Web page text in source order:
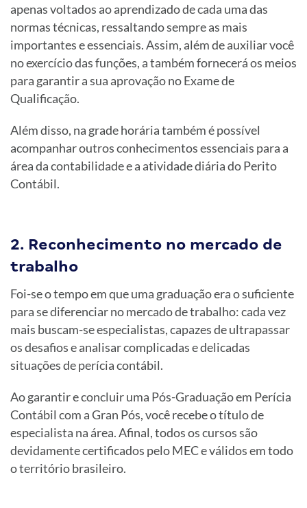
apenas voltados ao aprendizado de cada uma das
normas técnicas, ressaltando sempre as mais
importantes e essenciais. Assim, além de auxiliar você
no exercício das funções, a também fornecerá os meios
para garantir a sua aprovação no Exame de
Qualificação.
Além disso, na grade horária também é possível
acompanhar outros conhecimentos essenciais para a
área da contabilidade e a atividade diária do Perito
Contábil.
2. Reconhecimento no mercado de
trabalho
Foi-se o tempo em que uma graduação era o suficiente
para se diferenciar no mercado de trabalho: cada vez
mais buscam-se especialistas, capazes de ultrapassar
os desafios e analisar complicadas e delicadas
situações de perícia contábil.
Ao garantir e concluir uma Pós-Graduação em Perícia
Contábil com a Gran Pós, você recebe o título de
especialista na área. Afinal, todos os cursos são
devidamente certificados pelo MEC e válidos em todo
o território brasileiro.